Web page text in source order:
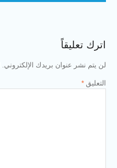
اترك تعليقاً
لن يتم نشر عنوان بريدك الإلكتروني.
التعليق *